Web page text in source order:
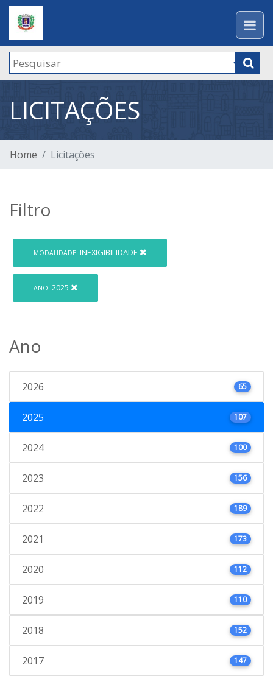
LICITAÇÕES
Home Licitações
Filtro
MODALIDADE: INEXIGIBILIDADE
ANO: 2025
Ano
2026 65
2025 107
2024 100
2023 156
2022 189
2021 173
2020 112
2019 110
2018 152
2017 147